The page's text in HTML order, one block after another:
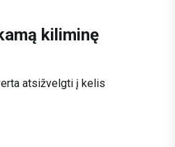
kiliminę
atsižvelgti į kelis